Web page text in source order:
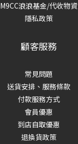
M9CC浪浪基金/代收物資
隱私政策
顧客服務
常見問題
送貨安排、服務條款
付款服務方式
會員優惠
到店自取優惠
退換貨政策